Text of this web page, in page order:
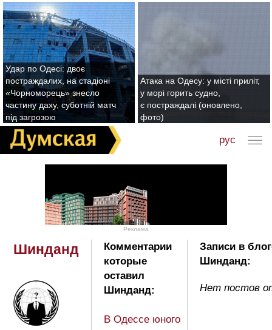
Удар по Одесі: двоє
постраждалих, на стадіоні
«Чорноморець» знесло
частину даху, суботній матч
під загрозою
Атака на Одесу: у місті приліт,
у морі горить судно,
є постраждалі (оновлено,
фото)
рус
Реклама
Шинданд
Комментарии
которые
оставил
Шинданд:
В Одессе юного
Записи в
Шинданд:
Нет постов